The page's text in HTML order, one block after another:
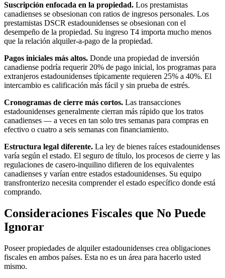
Suscripción enfocada en la propiedad. Los prestamistas
canadienses se obsesionan con ratios de ingresos personales. Los
prestamistas DSCR estadounidenses se obsesionan con el
desempeño de la propiedad. Su ingreso T4 importa mucho menos
que la relación alquiler-a-pago de la propiedad.
Pagos iniciales más altos. Donde una propiedad de inversión
canadiense podría requerir 20% de pago inicial, los programas para
extranjeros estadounidenses típicamente requieren 25% a 40%. El
intercambio es calificación más fácil y sin prueba de estrés.
Cronogramas de cierre más cortos. Las transacciones
estadounidenses generalmente cierran más rápido que los tratos
canadienses — a veces en tan solo tres semanas para compras en
efectivo o cuatro a seis semanas con financiamiento.
Estructura legal diferente. La ley de bienes raíces estadounidenses
varía según el estado. El seguro de título, los procesos de cierre y las
regulaciones de casero-inquilino difieren de los equivalentes
canadienses y varían entre estados estadounidenses. Su equipo
transfronterizo necesita comprender el estado específico donde está
comprando.
Consideraciones Fiscales que No Puede
Ignorar
Poseer propiedades de alquiler estadounidenses crea obligaciones
fiscales en ambos países. Esta no es un área para hacerlo usted
mismo.